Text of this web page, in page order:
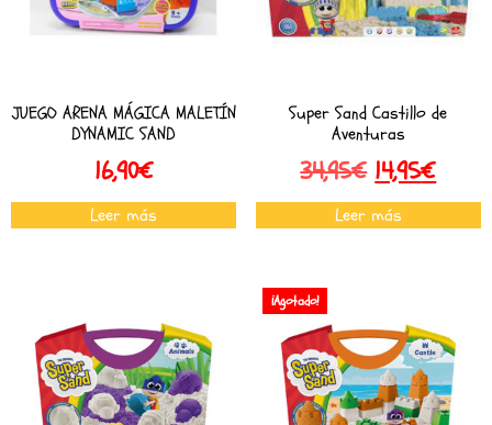
JUEGO ARENA MÁGICA MALETÍN
DYNAMIC SAND
16,90€
Leer más
Super Sand Castillo de
Aventuras
34,95€ 14,95€
Leer más
¡Agotado!